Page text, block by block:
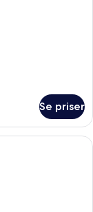
Se priser
en säng, ett